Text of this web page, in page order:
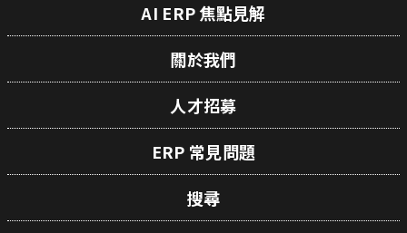
AI ERP 焦點見解
關於我們
人才招募
ERP 常見問題
搜尋